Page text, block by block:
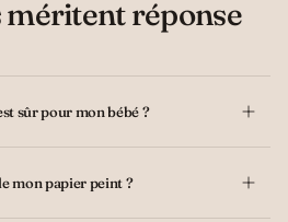
méritent réponse
sûr pour mon bébé ?
mon papier peint ?